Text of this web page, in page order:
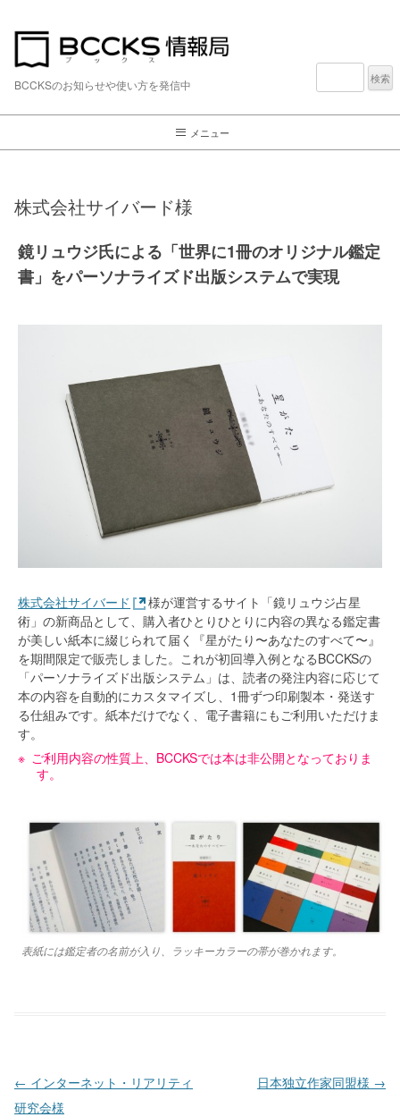
BCCKSのお知らせや使い方を発信中
検
メニュー
株式会社サイバード様
鏡リュウジ氏による「世界に1冊のオリジナル鑑定
書」をパーソナライズド出版システムで実現
株式会社サイバード
様が運営するサイト「鏡リュウジ占星
術」の新商品として、購入者ひとりひとりに内容の異なる鑑定書
が美しい紙本に綴じられて届く『星がたり〜あなたのすべて〜』
を期間限定で販売しました。これが初回導入例となるBCCKSの
「パーソナライズド出版システム」は、読者の発注内容に応じて
本の内容を自動的にカスタマイズし、1冊ずつ印刷製本・発送す
る仕組みです。紙本だけでなく、電子書籍にもご利用いただけま
す。
ご利用内容の性質上、BCCKSでは本は非公開となっておりま
す。
表紙には鑑定者の名前が入り、ラッキーカラーの帯が巻かれます。
投稿ナビゲーション
← インターネット・リアリティ
研究会様
日本独立作家同盟様 →